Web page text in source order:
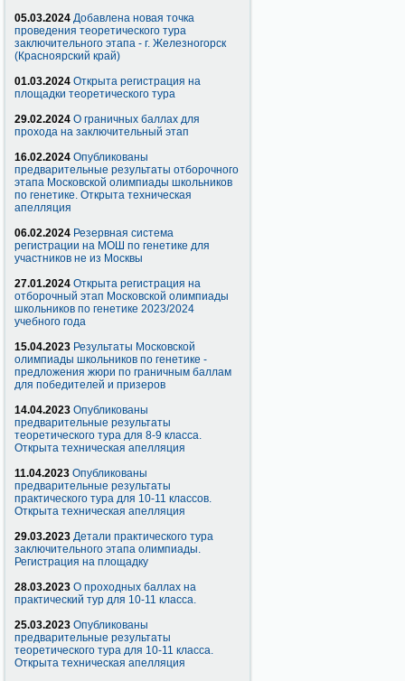
05.03.2024 Добавлена новая точка
проведения теоретического тура
заключительного этапа - г. Железногорск
(Красноярский край)
01.03.2024 Открыта регистрация на
площадки теоретического тура
29.02.2024 О граничных баллах для
прохода на заключительный этап
16.02.2024 Опубликованы
предварительные результаты отборочного
этапа Московской олимпиады школьников
по генетике. Открыта техническая
апелляция
06.02.2024 Резервная система
регистрации на МОШ по генетике для
участников не из Москвы
27.01.2024 Открыта регистрация на
отборочный этап Московской олимпиады
школьников по генетике 2023/2024
учебного года
15.04.2023 Результаты Московской
олимпиады школьников по генетике -
предложения жюри по граничным баллам
для победителей и призеров
14.04.2023 Опубликованы
предварительные результаты
теоретического тура для 8-9 класса.
Открыта техническая апелляция
11.04.2023 Опубликованы
предварительные результаты
практического тура для 10-11 классов.
Открыта техническая апелляция
29.03.2023 Детали практического тура
заключительного этапа олимпиады.
Регистрация на площадку
28.03.2023 О проходных баллах на
практический тур для 10-11 класса.
25.03.2023 Опубликованы
предварительные результаты
теоретического тура для 10-11 класса.
Открыта техническая апелляция